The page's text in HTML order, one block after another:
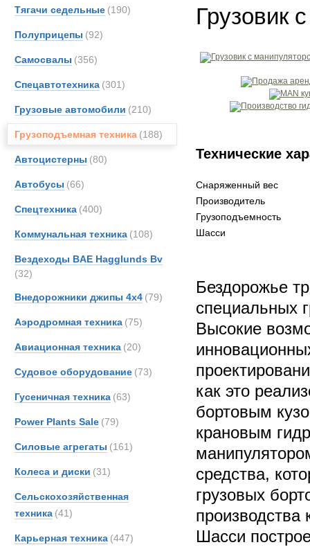
Тягачи седельные (190)
Полуприцепы (92)
Самосвалы (356)
Спецавтотехника (301)
Грузовые автомобили (210)
Грузоподъемная техника (188)
Автоцистерны (80)
Автобусы (66)
Спецтехника (400)
Коммунальная техника (108)
Вездеходы BAE Hagglunds Bv
(32)
Внедорожники джипы 4х4 (79)
Аэродромная техника (75)
Авиационная техника (20)
Судовое оборудование (73)
Гусеничная техника (63)
Power Plants Sale (79)
Силовые агрегаты (161)
Колеса и диски (31)
Сельскохозяйственная
техника (41)
Карьерная техника (447)
Грузовик
Технические
Снаряженный вес
Производитель
Грузоподъемность
Шасси
Бездорожье
специальных
Высокие
как это
бортовым
крановым
средства,
грузовых
Шасси